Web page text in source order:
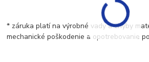
* záruka platí na výrobné vady a chyby
mechanické poškodenie a opotrebovanie